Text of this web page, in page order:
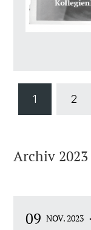
1 2
Archiv 2023
09 NOV. 2023